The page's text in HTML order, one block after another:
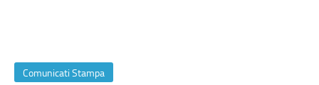
Comunicati Stampa